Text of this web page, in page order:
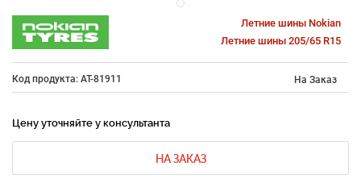
Летние шины Nokian
Летние шины 205/65 R15
Код продукта: AT-81911 На Заказ
Цену уточняйте у консультанта
НА ЗАКАЗ